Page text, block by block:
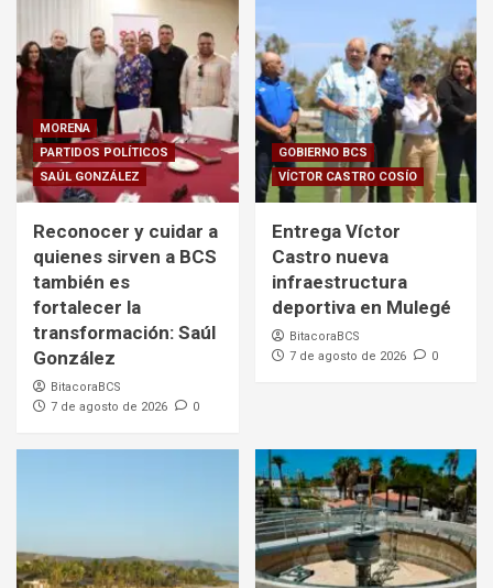
MORENA
PARTIDOS POLÍTICOS
SAÚL GONZÁLEZ
Reconocer y cuidar a
quienes sirven a BCS
también es
fortalecer la
transformación: Saúl
González
BitacoraBCS
7 de agosto de 2026
0
GOBIERNO BCS
VÍCTOR CASTRO COSÍO
Entrega Víctor
Castro nueva
infraestructura
deportiva en Mulegé
BitacoraBCS
7 de agosto de 2026
0